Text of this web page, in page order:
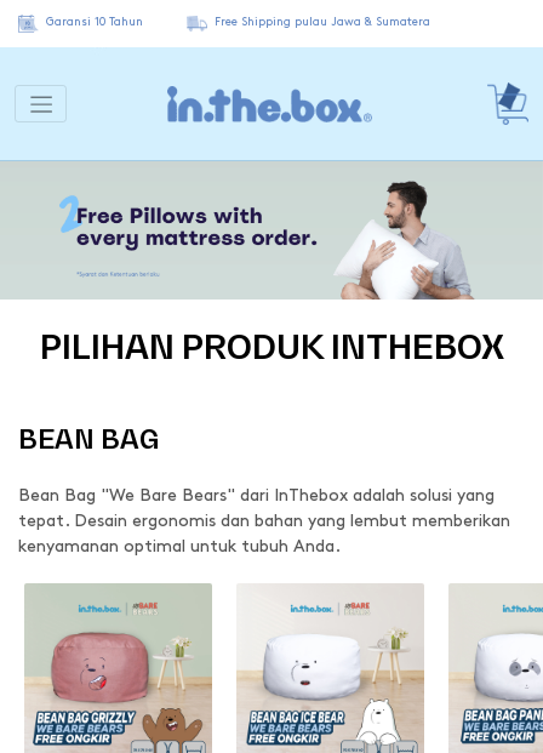
Garansi 10 Tahun Free Shipping pulau Jawa & Sumatera
PILIHAN PRODUK INTHEBOX
BEAN BAG
Bean Bag "We Bare Bears" dari InThebox adalah solusi yang
tepat. Desain ergonomis dan bahan yang lembut memberikan
kenyamanan optimal untuk tubuh Anda.